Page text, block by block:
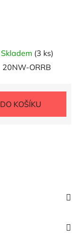
Skladem (3 ks)
20NW-ORRB
DO KOŠÍKU